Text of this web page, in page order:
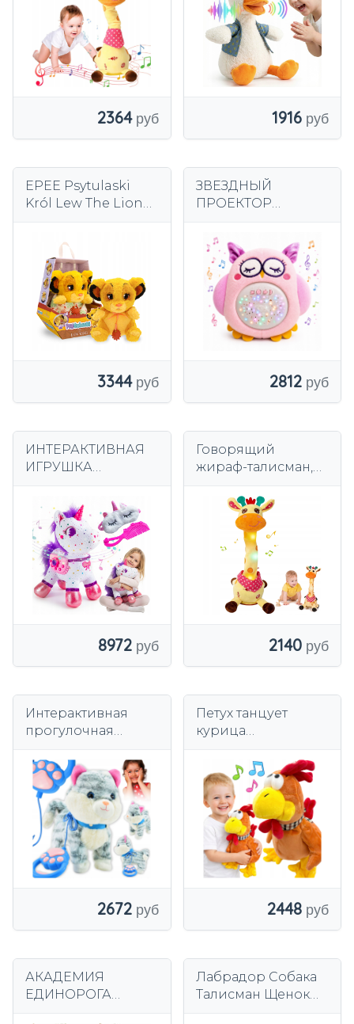
ТАЛИСМАН ДЛЯ
ДЕТЕЙ
2364
УТКА
1916
EPEE Psytulaski
Król Lew The Lion
SIMBA1
3344
ЗВЕЗДНЫЙ
ПРОЕКТОР
СОВА-ТАЛИСМАН
СО ЗВУКОМ И
СВЕТОМ
2812
ИНТЕРАКТИВНАЯ
ИГРУШКА
РАССКАЗЫВАЕТ
СКАЗКУ, ГОВОРИТ
РОЗОВЫЙ ДЛЯ
ДЕВОЧКИ
8972
Говорящий
жираф-талисман,
слова,
интерактивная
игрушка для детей
2140
Интерактивная
прогулочная
на поводке для
малыша
2672
Петух танцует
курица
плюшевый
забавный
интерактивный
петух 001
2448
АКАДЕМИЯ
ЕДИНОРОГА
Лабрадор Собака
Талисман Щенок